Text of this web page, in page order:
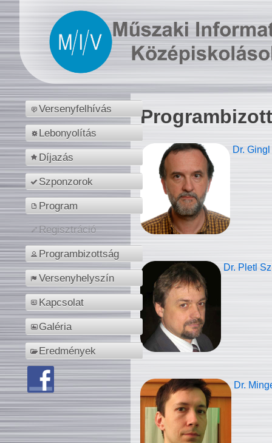
Versenyfelhívás
Lebonyolítás
Díjazás
Szponzorok
Program
Regisztráció
Programbizottság
Versenyhelyszín
Kapcsolat
Galéria
Eredmények
Dr.
Dr. Pletl
Dr.